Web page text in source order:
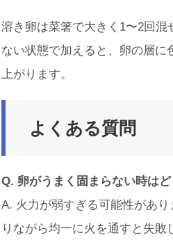
溶き卵は菜箸で大きく1〜2回
ない状態で加えると、卵の層
上がります。
よくある質問
Q. 卵がうまく固まらない時は
A. 火力が弱すぎる可能性があ
りながら均一に火を通すと失敗